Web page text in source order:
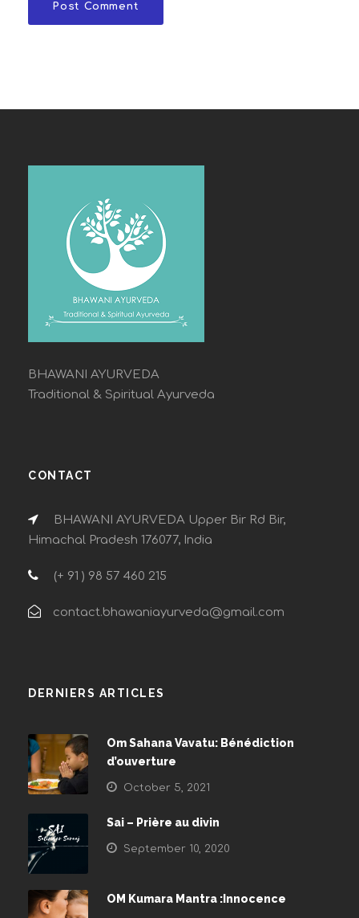
BHAWANI AYURVEDA
Traditional & Spiritual Ayurveda
CONTACT
BHAWANI AYURVEDA Upper Bir Rd Bir,
Himachal Pradesh 176077, India
(+ 91 ) 98 57 460 215
contact.bhawaniayurveda@gmail.com
DERNIERS ARTICLES
Om Sahana Vavatu: Bénédiction
d’ouverture
October 5, 2021
Sai – Prière au divin
September 10, 2020
OM Kumara Mantra :Innocence